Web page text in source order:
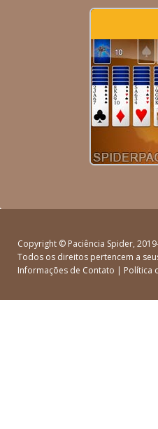
Copyright © Paciência Spider,
Todos os direitos pertencem a
Informações de Contato | Política